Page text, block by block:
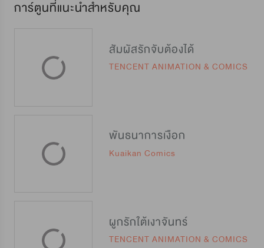
การ์ตูนที่แนะนำสำหรับคุณ
สัมผัสรักจับต้องได้
TENCENT ANIMATION & COMICS
พันธนาการเงือก
Kuaikan Comics
ผูกรักใต้เงาจันทร์
TENCENT ANIMATION & COMICS